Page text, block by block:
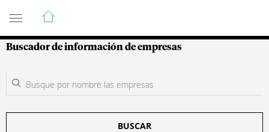
Guía de Empresas Colombianas
Buscador de información de empresas
BUSCAR